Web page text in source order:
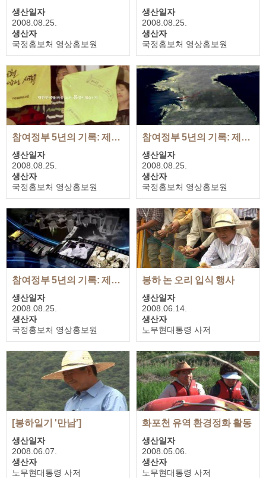
생산일자
2008.08.25.
생산자
국정홍보처 영상홍보원
재생시간
00:49:15
생산일자
2008.08.25.
생산자
국정홍보처 영상홍보원
재생시간
01:02:32
참여정부 5년의 기록: 제1부 약속, 시대의 책임
생산일자
2008.08.25.
생산자
국정홍보처 영상홍보원
재생시간
00:53:36
참여정부 5년의 기록: 제3부 미래는 꿈으로 만들어 진다
생산일자
2008.08.25.
생산자
국정홍보처 영상홍보원
재생시간
00:55:02
참여정부 5년의 기록: 제5부 노무현 대통령이 걸어온 길
생산일자
2008.08.25.
생산자
국정홍보처 영상홍보원
재생시간
01:03:55
봉하 논 오리 입식 행사
생산일자
2008.06.14.
생산자
노무현대통령 사저
재생시간
00:04:05
[봉하일기 '만남']
생산일자
2008.06.07.
생산자
노무현대통령 사저
화포천 유역 환경정화 활동
생산일자
2008.05.06.
생산자
노무현대통령 사저